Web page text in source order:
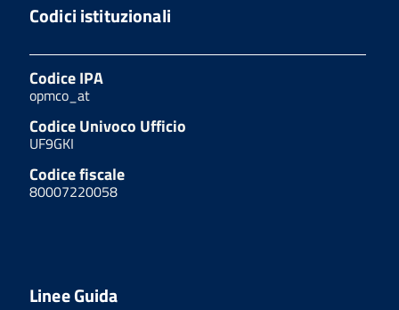
Codici istituzionali
Codice IPA
opmco_at
Codice Univoco Ufficio
UF9GKI
Codice fiscale
80007220058
Linee Guida